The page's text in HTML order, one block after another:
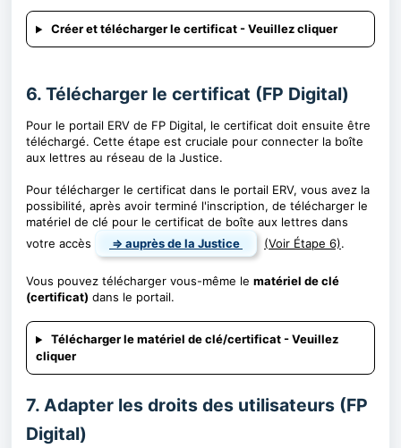
Créer et télécharger le certificat - Veuillez cliquer
6. Télécharger le certificat (FP Digital)
Pour le portail ERV de FP Digital, le certificat doit ensuite être
téléchargé. Cette étape est cruciale pour connecter la boîte
aux lettres au réseau de la Justice.
Pour télécharger le certificat dans le portail ERV, vous avez la
possibilité, après avoir terminé l'inscription, de télécharger le
matériel de clé pour le certificat de boîte aux lettres dans
votre accès
⇒ auprès de la Justice (Voir Étape 6).
Vous pouvez télécharger vous-même le matériel de clé
(certificat) dans le portail.
Télécharger le matériel de clé/certificat - Veuillez
cliquer
7. Adapter les droits des utilisateurs (FP
Digital)